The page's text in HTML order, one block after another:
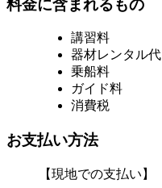
料金に含まれるもの
講習料
器材レンタル代
乗船料
ガイド料
消費税
お支払い方法
【現地での支払い】